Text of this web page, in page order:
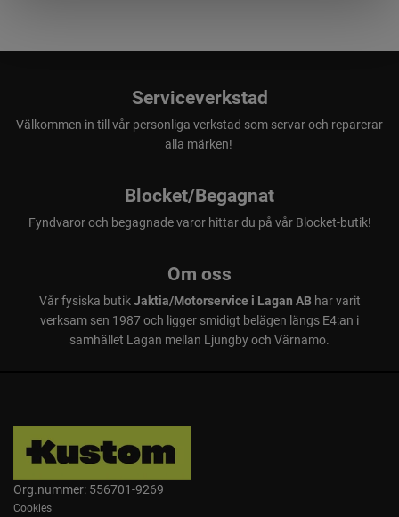
Serviceverkstad
Välkommen in till vår personliga verkstad som servar och reparerar
alla märken!
Blocket/Begagnat
Fyndvaror och begagnade varor hittar du på vår Blocket-butik!
Om oss
Vår fysiska butikJaktia/Motorservice i Lagan ABhar varit
verksam sen 1987 och ligger smidigt belägen längs E4:an i
samhället Lagan mellan Ljungby och Värnamo.
Org.nummer: 556701-9269
Cookies